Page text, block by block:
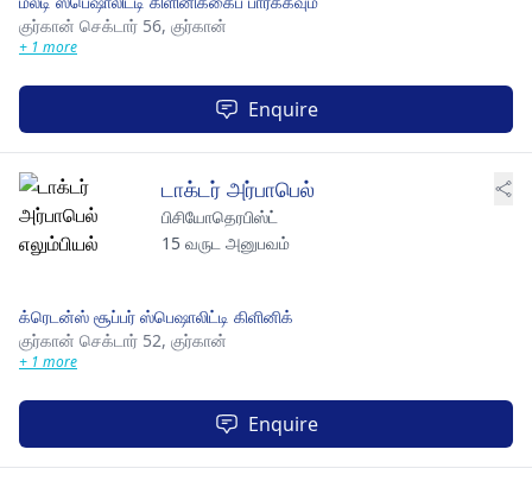
குர்கான் செக்டார் 56, குர்கான்
+ 1 more
Enquire
டாக்டர் அர்பாபெல்
பிசியோதெரபிஸ்ட்
15 வருட அனுபவம்
க்ரெடன்ஸ் சூப்பர் ஸ்பெஷாலிட்டி கிளினிக்
குர்கான் செக்டார் 52, குர்கான்
+ 1 more
Enquire